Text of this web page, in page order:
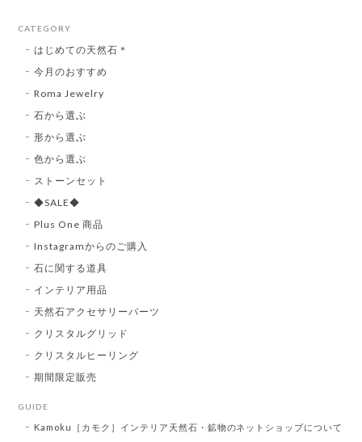
CATEGORY
はじめての天然石＊
今月のおすすめ
Roma Jewelry
石から選ぶ
形から選ぶ
色から選ぶ
ストーンセット
◆SALE◆
Plus One 商品
Instagramからのご購入
石に関する道具
インテリア用品
天然石アクセサリーパーツ
クリスタルグリッド
クリスタルヒーリング
期間限定販売
GUIDE
Kamoku［カモク］インテリア天然石・鉱物のネットショップについて